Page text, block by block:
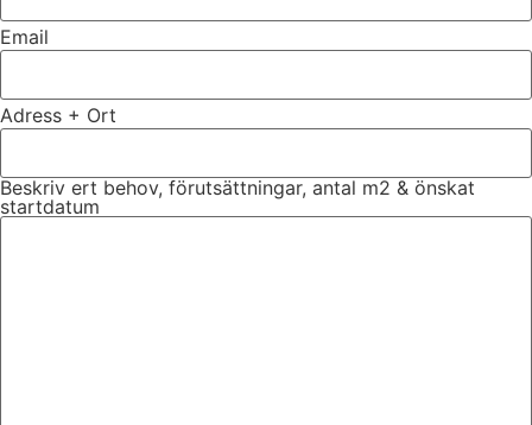
Email
Adress + Ort
Beskriv ert behov, förutsättningar, antal m2 & önskat
startdatum